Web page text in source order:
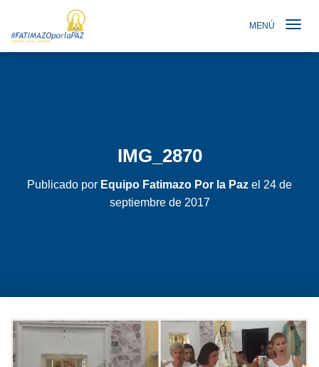
MENÚ
IMG_2870
Publicado por Equipo Fatimazo Por la Paz el 24 de
septiembre de 2017